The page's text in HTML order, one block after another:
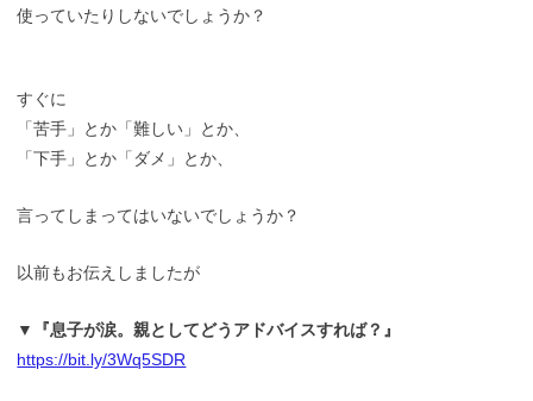
使っていたりしないでしょうか？
すぐに
「苦手」とか「難しい」とか、
「下手」とか「ダメ」とか、
言ってしまってはいないでしょうか？
以前もお伝えしましたが
▼『息子が涙。親としてどうアドバイスすれば？』
https://bit.ly/3Wq5SDR